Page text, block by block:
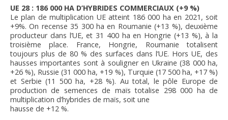
UE 28 : 186 000 HA D’HYBRIDES COMMERCIAUX (+9 %)
Le plan de multiplication UE atteint 186 000 ha en 2021, soit
+9%. On recense 35 300 ha en Roumanie (+13 %), deuxième
producteur dans l’UE, et 31 400 ha en Hongrie (+13 %), à la
troisième place. France, Hongrie, Roumanie totalisent
toujours plus de 80 % des surfaces dans l’UE. Hors UE, des
hausses importantes sont à souligner en Ukraine (38 000 ha,
+26 %), Russie (31 000 ha, +19 %), Turquie (17 500 ha, +17 %)
et Serbie (11 500 ha, +28 %). Au total, le pôle Europe de
production de semences de maïs totalise 298 000 ha de
multiplication d’hybrides de maïs, soit une
hausse de +12 %.